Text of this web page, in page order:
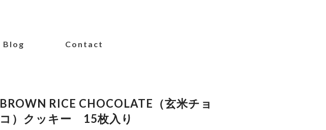
Blog Contact
BROWN RICE CHOCOLATE（玄米チョ
コ）クッキー 15枚入り